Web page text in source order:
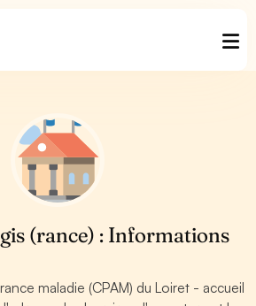
(rance) : Informations
maladie (CPAM) du Loiret - accueil